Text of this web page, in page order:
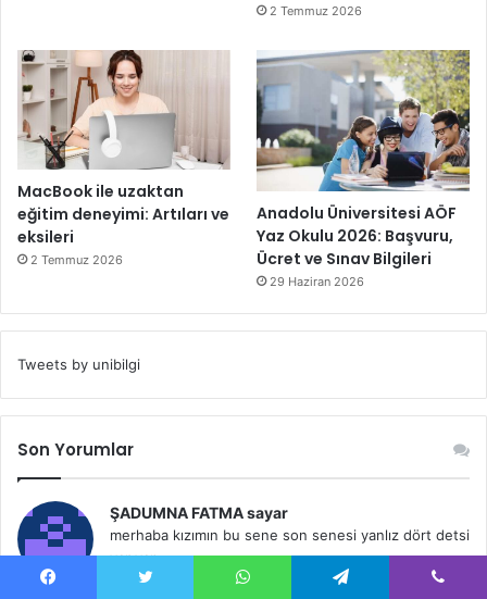
2 Temmuz 2026
MacBook ile uzaktan
eğitim deneyimi: Artıları ve
eksileri
2 Temmuz 2026
Anadolu Üniversitesi AÖF
Yaz Okulu 2026: Başvuru,
Ücret ve Sınav Bilgileri
29 Haziran 2026
Tweets by unibilgi
Son Yorumlar
ŞADUMNA FATMA sayar
merhaba kızımın bu sene son senesi yanlız dört detsi
var yan...